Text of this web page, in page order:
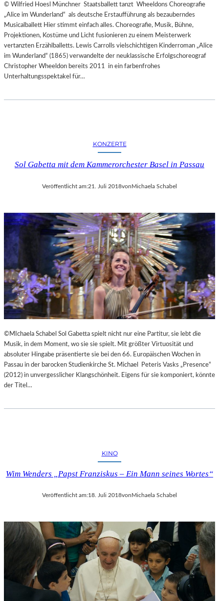
© Wilfried Hoesl Münchner Staatsballett tanzt Wheeldons Choreografie
„Alice im Wunderland“ als deutsche Erstaufführung als bezauberndes
Musicalballett Hier stimmt einfach alles. Choreografie, Musik, Bühne,
Projektionen, Kostüme und Licht fusionieren zu einem Meisterwerk
vertanzten Erzählballetts. Lewis Carrolls vielschichtigen Kinderroman „Alice
im Wunderland“ (1865) verwandelte der neuklassische Erfolgschoreograf
Christopher Wheeldon bereits 2011 in ein farbenfrohes
Unterhaltungsspektakel für…
KONZERTE
Sol Gabetta mit dem Kammerorchester Basel in Passau
Veröffentlicht am:21. Juli 2018vonMichaela Schabel
©MIchaela Schabel Sol Gabetta spielt nicht nur eine Partitur, sie lebt die
Musik, in dem Moment, wo sie sie spielt. Mit größter Virtuosität und
absoluter Hingabe präsentierte sie bei den 66. Europäischen Wochen in
Passau in der barocken Studienkirche St. Michael Peteris Vasks „Presence“
(2012) in unvergesslicher Klangschönheit. Eigens für sie komponiert, könnte
der Titel…
KINO
Wim Wenders „Papst Franziskus – Ein Mann seines Wortes“
Veröffentlicht am:18. Juli 2018vonMichaela Schabel